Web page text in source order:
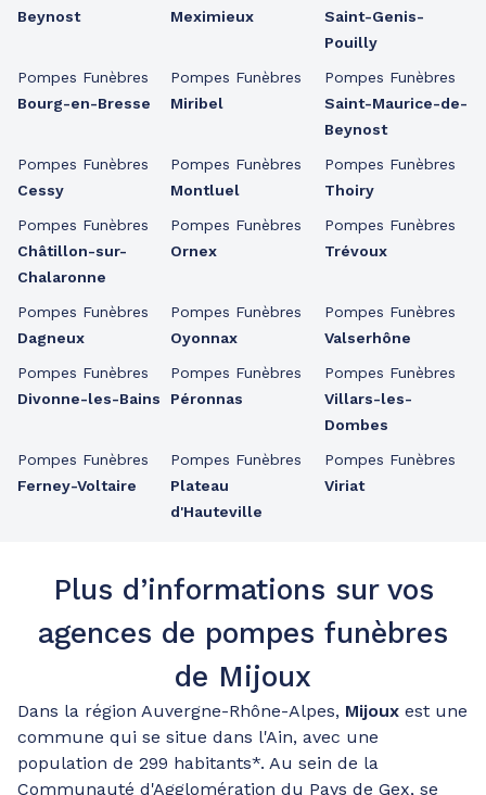
Beynost
Pompes Funèbres
Bourg-en-Bresse
Pompes Funèbres
Cessy
Pompes Funèbres
Châtillon-sur-
Chalaronne
Pompes Funèbres
Dagneux
Pompes Funèbres
Divonne-les-Bains
Pompes Funèbres
Ferney-Voltaire
Meximieux
Pompes Funèbres
Miribel
Pompes Funèbres
Montluel
Pompes Funèbres
Ornex
Pompes Funèbres
Oyonnax
Pompes Funèbres
Péronnas
Pompes Funèbres
Plateau
d'Hauteville
Saint-Genis-
Pouilly
Pompes Funèbres
Saint-Maurice-de-
Beynost
Pompes Funèbres
Thoiry
Pompes Funèbres
Trévoux
Pompes Funèbres
Valserhône
Pompes Funèbres
Villars-les-
Dombes
Pompes Funèbres
Viriat
Plus d’informations sur vos
agences de pompes funèbres
de Mijoux
Dans la région Auvergne-Rhône-Alpes, Mijoux est une
commune qui se situe dans l'Ain, avec une
population de 299 habitants*. Au sein de la
Communauté d'Agglomération du Pays de Gex, se